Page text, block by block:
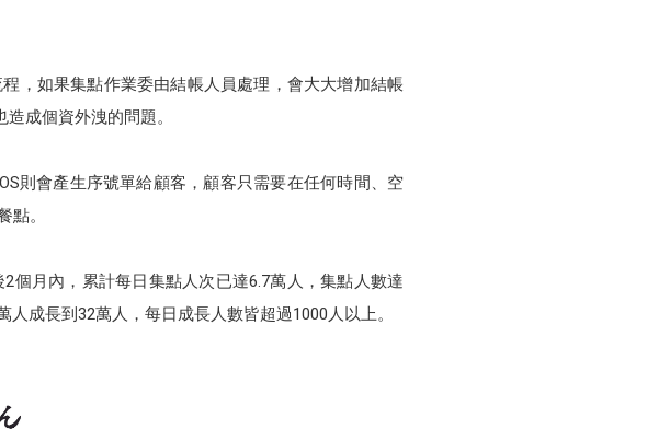
，如果集點作業委由結帳人員處理，會大大增加結帳
成個資外洩的問題。
則會產生序號單給顧客，顧客只需要在任何時間、空
點。
個月內，累計每日集點人次已達6.7萬人，集點人數達
成長到32萬人，每日成長人數皆超過1000人以上。